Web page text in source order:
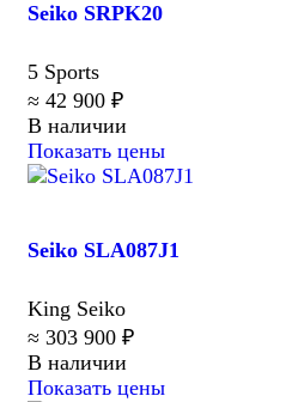
Seiko SRPK20
5 Sports
≈ 42 900 ₽
В наличии
Показать цены
Seiko SLA087J1
King Seiko
≈ 303 900 ₽
В наличии
Показать цены